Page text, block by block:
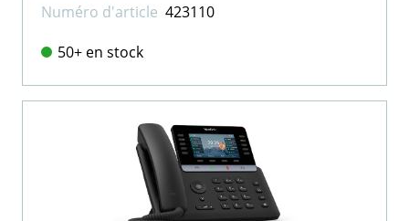
Numéro d'article 423110
50+ en stock